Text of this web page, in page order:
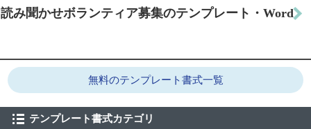
読み聞かせボランティア募集のテンプレート・Word
無料のテンプレート書式一覧
テンプレート書式カテゴリ